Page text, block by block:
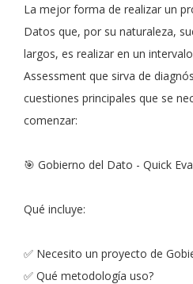
La mejor forma de realizar un
Datos que, por su naturaleza,
largos, es realizar en un
Assessment que sirva de
cuestiones principales que se
comenzar:
🎯 Gobierno del Dato - Quick
Qué incluye:
✅ Necesito un proyecto de
✅ Qué metodología uso?